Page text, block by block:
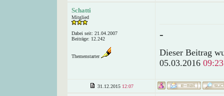
Schatti
Mitglied
Dabei seit: 21.04.2007
Beiträge: 12.242
Themenstarter
-
Dieser Beitrag
05.03.2016 09:23
31.12.2015 12:07